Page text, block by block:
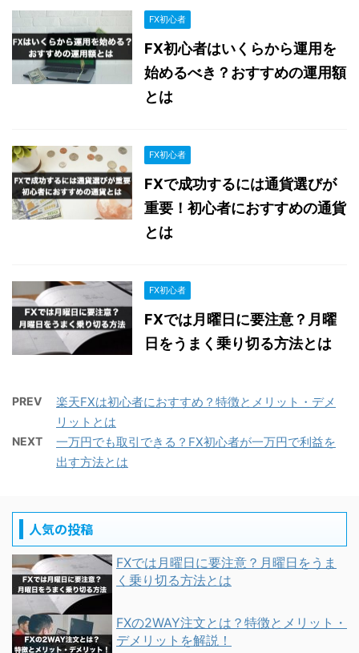
FX初心者
FX初心者はいくらから運用を
始めるべき？おすすめの運用額
とは
FX初心者
FXで成功するには通貨選びが
重要！初心者におすすめの通貨
とは
FX初心者
FXでは月曜日に要注意？月曜
日をうまく乗り切る方法とは
PREV
楽天FXは初心者におすすめ？特徴とメリット・デメ
リットとは
NEXT
一万円でも取引できる？FX初心者が一万円で利益を
出す方法とは
人気の投稿
FXでは月曜日に要注意？月曜日をうま
く乗り切る方法とは
FXの2WAY注文とは？特徴とメリット・
デメリットを解説！